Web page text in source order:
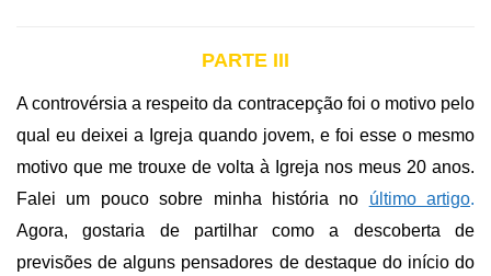
PARTE III
A controvérsia a respeito da contracepção foi o motivo pelo
qual eu deixei a Igreja quando jovem, e foi esse o mesmo
motivo que me trouxe de volta à Igreja nos meus 20 anos.
Falei um pouco sobre minha história no último artigo.
Agora, gostaria de partilhar como a descoberta de
previsões de alguns pensadores de destaque do início do